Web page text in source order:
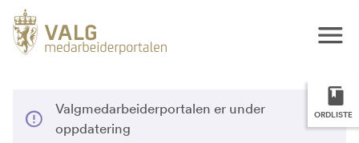
ORDLISTE
Valgmedarbeiderportalen er under
oppdatering